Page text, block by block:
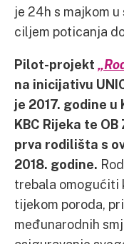
je 24h s majkom
ciljem poticanja
Pilot-projekt
na inicijativu
je 2017. godine u
KBC Rijeka te
prva rodilišta s
2018. godine.
trebala omogućiti
tijekom poroda,
međunarodnih